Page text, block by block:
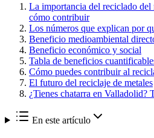
La importancia del reciclado del
cómo contribuir
Los números que explican por
Beneficio medioambiental
Beneficio económico y social
Tabla de beneficios
Cómo puedes contribuir al
El futuro del reciclaje de metales
¿Tienes chatarra en Valladolid?
En este artículo